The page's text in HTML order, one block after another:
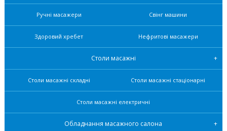
Ручні масажери Свінг машини
Здоровий хребет Нефритові масажери
Столи масажні
Столи масажні складні Столи масажні стаціонарні
Столи масажні електричні
Обладнання масажного салона